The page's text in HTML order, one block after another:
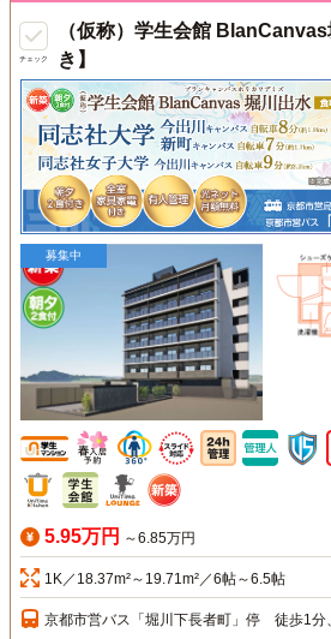
チェック
（仮称）学生会館
き】
募集中
5.95万円 ～6.85万円
1K／18.37m²～19.71m²／6帖～6.5帖
京都市営バス「堀川下長者町」停 徒歩1分